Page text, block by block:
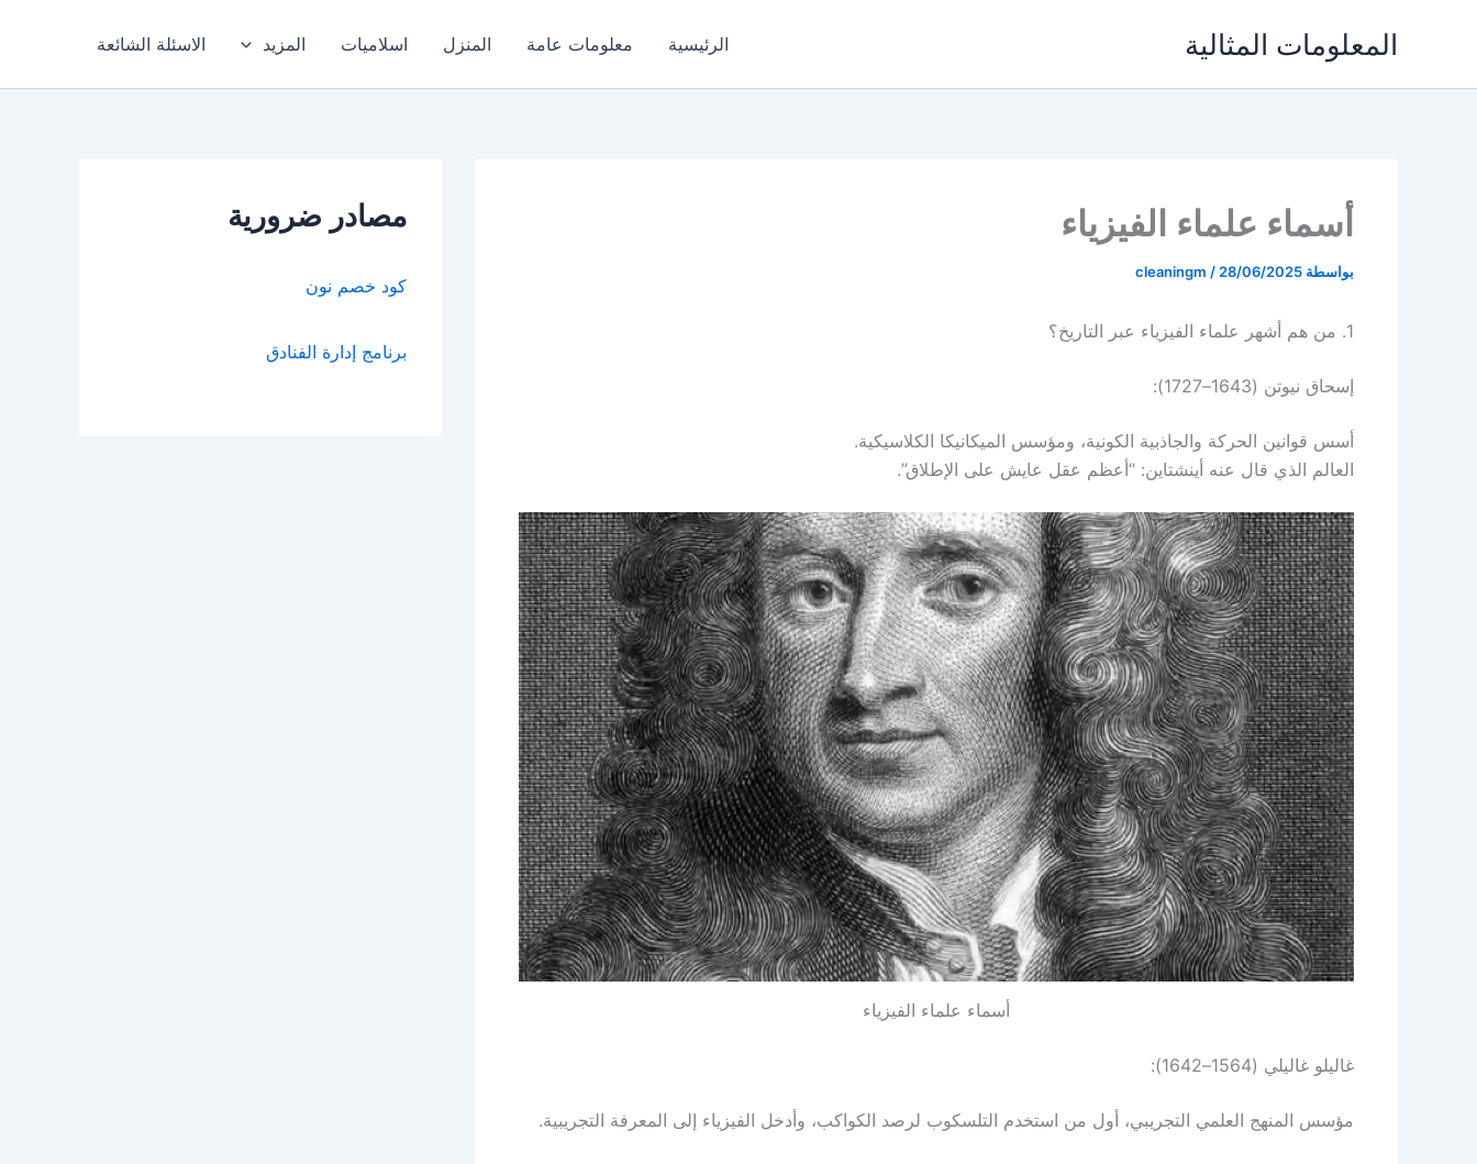
المعلومات المثالية الرئيسية معلومات عامة المنزل اسلاميات المزيد الاسئلة الشائعة
أسماء علماء الفيزياء
بواسطة cleaningm / 28/06/2025
1. من هم أشهر علماء الفيزياء عبر التاريخ؟
إسحاق نيوتن (1643–1727):
أسس قوانين الحركة والجاذبية الكونية، ومؤسس الميكانيكا الكلاسيكية.
العالم الذي قال عنه أينشتاين: “أعظم عقل عايش على الإطلاق”.
أسماء علماء الفيزياء
غاليلو غاليلي (1564–1642):
مؤسس المنهج العلمي التجريبي، أول من استخدم التلسكوب لرصد الكواكب، وأدخل الفيزياء إلى المعرفة التجريبية.
مصادر ضرورية
كود خصم نون
برنامج إدارة الفنادق